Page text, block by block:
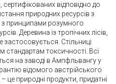
відповідно до
природних ресурсів з
з принципами розумного
Деревина із тропічних лісів,
Стільниці
стандартам токсичності. Всі
на заводі в Ампфльвангу у
відомого австрійського
це природні продукти, придатні